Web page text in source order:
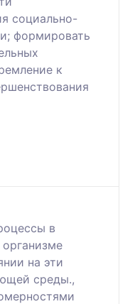
социально-
формировать
к
в
на эти
среды.,